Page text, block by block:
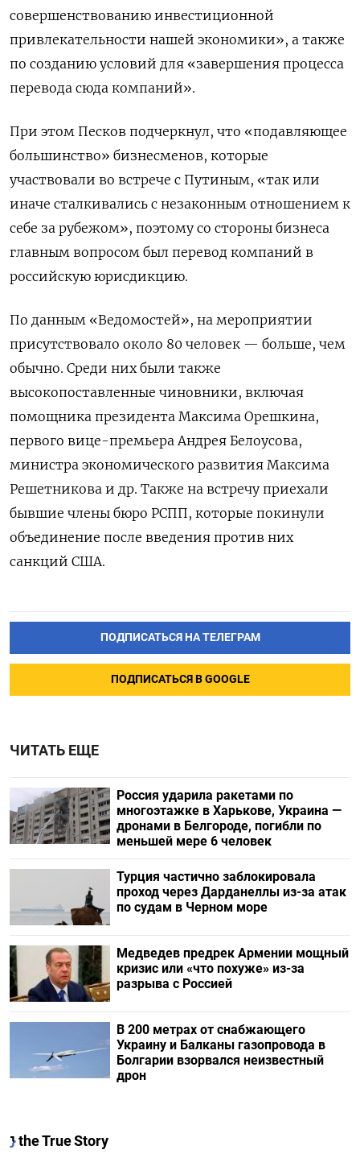
совершенствованию инвестиционной
привлекательности нашей экономики», а также
по созданию условий для «завершения процесса
перевода сюда компаний».
При этом Песков подчеркнул, что «подавляющее
большинство» бизнесменов, которые
участвовали во встрече с Путиным, «так или
иначе сталкивались с незаконным отношением к
себе за рубежом», поэтому со стороны бизнеса
главным вопросом был перевод компаний в
российскую юрисдикцию.
По данным «Ведомостей», на мероприятии
присутствовало около 80 человек — больше, чем
обычно. Среди них были также
высокопоставленные чиновники, включая
помощника президента Максима Орешкина,
первого вице-премьера Андрея Белоусова,
министра экономического развития Максима
Решетникова и др. Также на встречу приехали
бывшие члены бюро РСПП, которые покинули
объединение после введения против них
санкций США.
ПОДПИСАТЬСЯ НА ТЕЛЕГРАМ
ПОДПИСАТЬСЯ В GOOGLE
ЧИТАТЬ ЕЩЕ
Россия ударила ракетами по
многоэтажке в Харькове, Украина —
дронами в Белгороде, погибли по
меньшей мере 6 человек
Турция частично заблокировала
проход через Дарданеллы из-за атак
по судам в Черном море
Медведев предрек Армении мощный
кризис или «что похуже» из-за
разрыва с Россией
В 200 метрах от снабжающего
Украину и Балканы газопровода в
Болгарии взорвался неизвестный
дрон